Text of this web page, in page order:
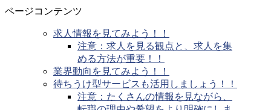
ページコンテンツ
求人情報を見てみよう！！
注意：求人を見る観点と、求人を集
める方法が重要！！
業界動向を見てみよう！！
待ちうけ型サービスも活用しましょう！！
注意：たくさんの情報を見ながら、